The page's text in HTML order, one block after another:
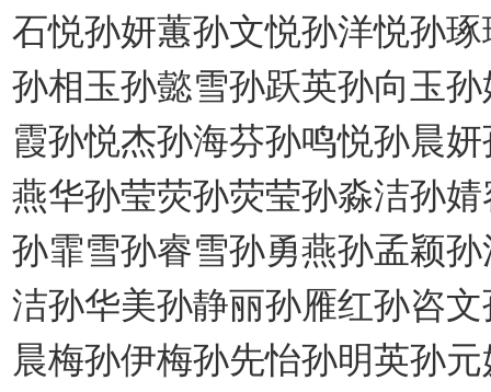
石悦孙妍蕙孙文悦孙洋悦孙
孙相玉孙懿雪孙跃英孙向玉
霞孙悦杰孙海芬孙鸣悦孙晨
燕华孙莹荧孙荧莹孙淼洁孙
孙霏雪孙睿雪孙勇燕孙孟颖
洁孙华美孙静丽孙雁红孙咨
晨梅孙伊梅孙先怡孙明英孙